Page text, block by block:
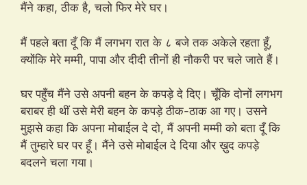
मैंने कहा, ठीक है, चलो फिर मेरे घर।
मैं पहले बता दूँ कि मैं लगभग रात के ८ बजे तक अकेले रहता हूँ,
क्योंकि मेरे मम्मी, पापा और दीदी तीनों ही नौकरी पर चले जाते हैं।
घर पहुँच मैंने उसे अपनी बहन के कपड़े दे दिए। चूँकि दोनों लगभग
बराबर ही थीं उसे मेरी बहन के कपड़े ठीक-ठाक आ गए। उसने
मुझसे कहा कि अपना मोबाईल दे दो, मैं अपनी मम्मी को बता दूँ कि
मैं तुम्हारे घर पर हूँ। मैंने उसे मोबाईल दे दिया और ख़ुद कपड़े
बदलने चला गया।